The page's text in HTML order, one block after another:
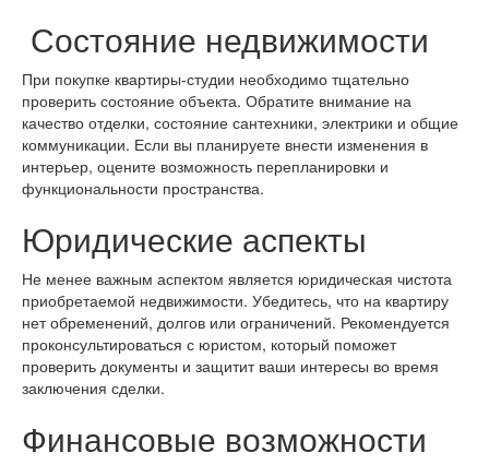
Состояние недвижимости
При покупке квартиры-студии необходимо тщательно
проверить состояние объекта. Обратите внимание на
качество отделки, состояние сантехники, электрики и общие
коммуникации. Если вы планируете внести изменения в
интерьер, оцените возможность перепланировки и
функциональности пространства.
Юридические аспекты
Не менее важным аспектом является юридическая чистота
приобретаемой недвижимости. Убедитесь, что на квартиру
нет обременений, долгов или ограничений. Рекомендуется
проконсультироваться с юристом, который поможет
проверить документы и защитит ваши интересы во время
заключения сделки.
Финансовые возможности